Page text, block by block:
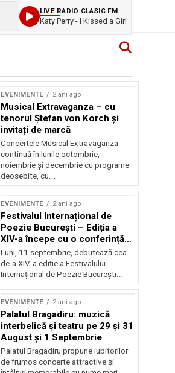
LIVE RADIO CLASIC FM
Katy Perry - I Kissed a Girl
EVENIMENTE 2 ani ago
Musical Extravaganza – cu
tenorul Ștefan von Korch și
invitați de marcă
Concertele Musical Extravaganza
continuă în lunile octombrie,
noiembrie şi decembrie cu programe
deosebite, cu...
EVENIMENTE 2 ani ago
Festivalul Internațional de
Poezie București – Ediția a
XIV-a începe cu o conferință
despre limba română
susținută de Marco Lucchesi
Luni, 11 septembrie, debutează cea
de-a XIV-a ediție a Festivalului
Internațional de Poezie București...
EVENIMENTE 2 ani ago
Palatul Bragadiru: muzică
interbelică şi teatru pe 29 şi 31
August şi 1 Septembrie
Palatul Bragadiru propune iubitorilor
de frumos concerte attractive şi